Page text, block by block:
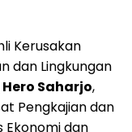
Kerusakan
dan Lingkungan
Saharjo,
Pengkajian dan
Ekonomi dan